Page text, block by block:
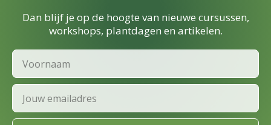
Dan blijf je op de hoogte van nieuwe cursussen,
workshops, plantdagen en artikelen.
Voornaam
Email